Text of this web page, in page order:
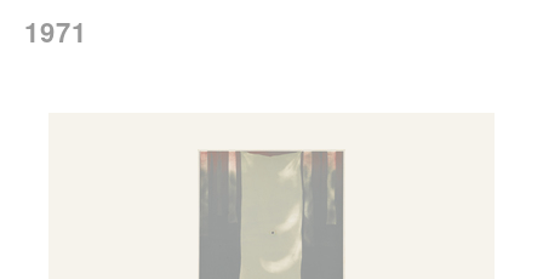
1971